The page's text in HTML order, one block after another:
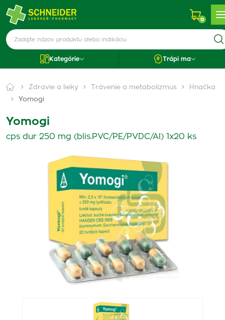
0
Kategórie Trápi ma
Zdravie a lieky Trávenie a metabolizmus
Hnačka
Yomogi
Yomogi
cps dur 250 mg (blis.PVC/PE/PVDC/Al) 1x20 ks